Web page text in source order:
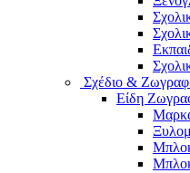
Σχέδιο &
Είδη